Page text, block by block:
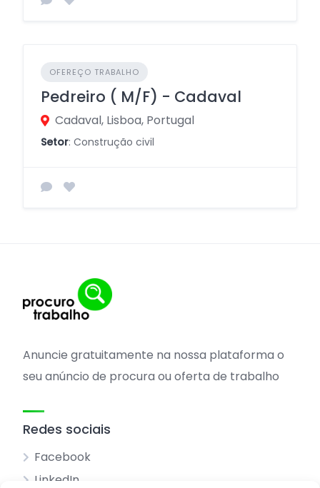
OFEREÇO TRABALHO
Pedreiro ( M/F) - Cadaval
Cadaval, Lisboa, Portugal
Setor: Construção civil
Anuncie gratuitamente na nossa plataforma o
seu anúncio de procura ou oferta de trabalho
Redes sociais
Facebook
LinkedIn